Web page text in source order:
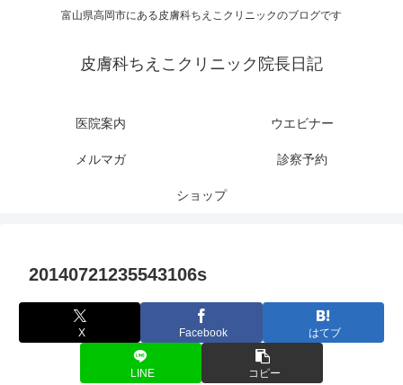
富山県高岡市にある皮膚科ちえこクリニックのブログです
皮膚科ちえこクリニック院長日記
医院案内 ウエビナー
メルマガ 診察予約
ショップ
20140721235543106s
X Facebook はてブ
LINE コピー